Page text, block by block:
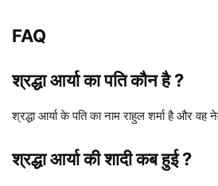
FAQ
श्रद्धा आर्या का पति कौन है ?
श्रद्धा आर्या के पति का नाम राहुल शर्मा है और वह
श्रद्धा आर्या की शादी कब हुई ?